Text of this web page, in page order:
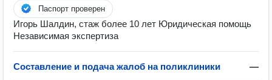
Паспорт проверен
Игорь Шалдин, стаж более 10 лет Юридическая помощь
Независимая экспертиза
Составление и подача жалоб на поликлиники —